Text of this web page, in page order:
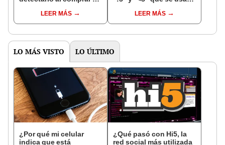
LEER MÁS LEER MÁS
LO MÁS VISTO LO ÚLTIMO
¿Por qué mi celular
indica que está
¿Qué pasó con Hi5, la
red social más utilizada